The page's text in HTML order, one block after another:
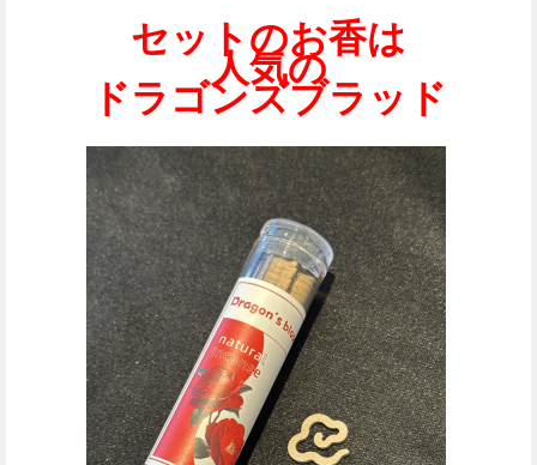
セットのお香は
人気の
ドラゴンズブラッド